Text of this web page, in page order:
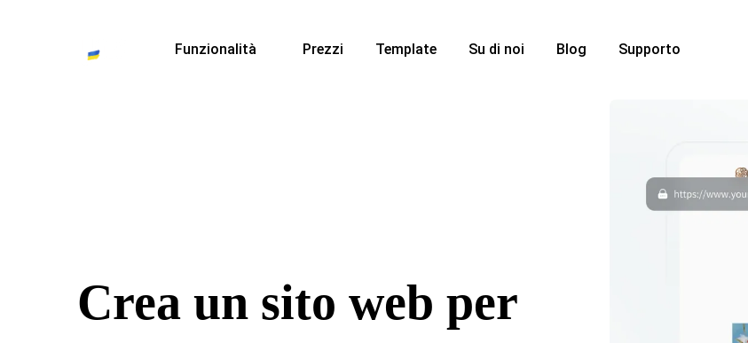
Funzionalità Prezzi Template Su di noi Blog Supporto
Crea un sito web per